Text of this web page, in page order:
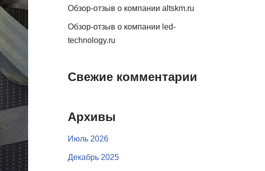
Обзор-отзыв о компании altskm.ru
Обзор-отзыв о компании led-
technology.ru
Свежие комментарии
Архивы
Июль 2026
Декабрь 2025